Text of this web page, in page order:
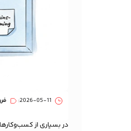
2026-05-11
در بسیاری از